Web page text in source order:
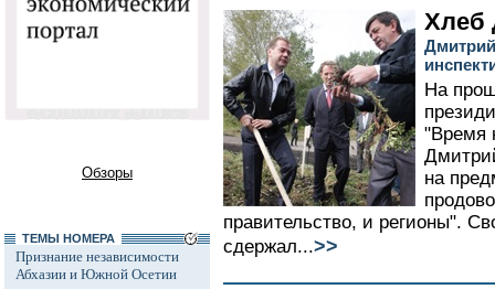
Обзоры
ТЕМЫ НОМЕРА
Признание независимости
Абхазии и Южной Осетии
Хлеб
На
"Время
на
правительство, и регионы".
сдержал...>>